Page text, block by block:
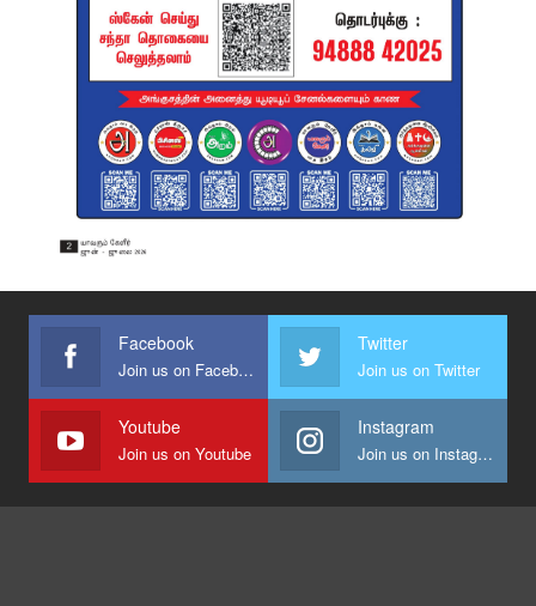
Facebook
Join us on Facebook
Twitter
Join us on Twitter
Youtube
Join us on Youtube
Instagram
Join us on Instagram